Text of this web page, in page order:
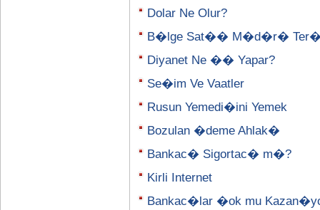
Dolar Ne Olur?
B�lge Sat�� M�d�r�
Diyanet Ne �� Yapar?
Se�im Ve Vaatler
Rusun Yemedi�ini Yemek
Bozulan �deme Ahlak�
Bankac� Sigortac� m�?
Kirli Internet
Bankac�lar �ok mu